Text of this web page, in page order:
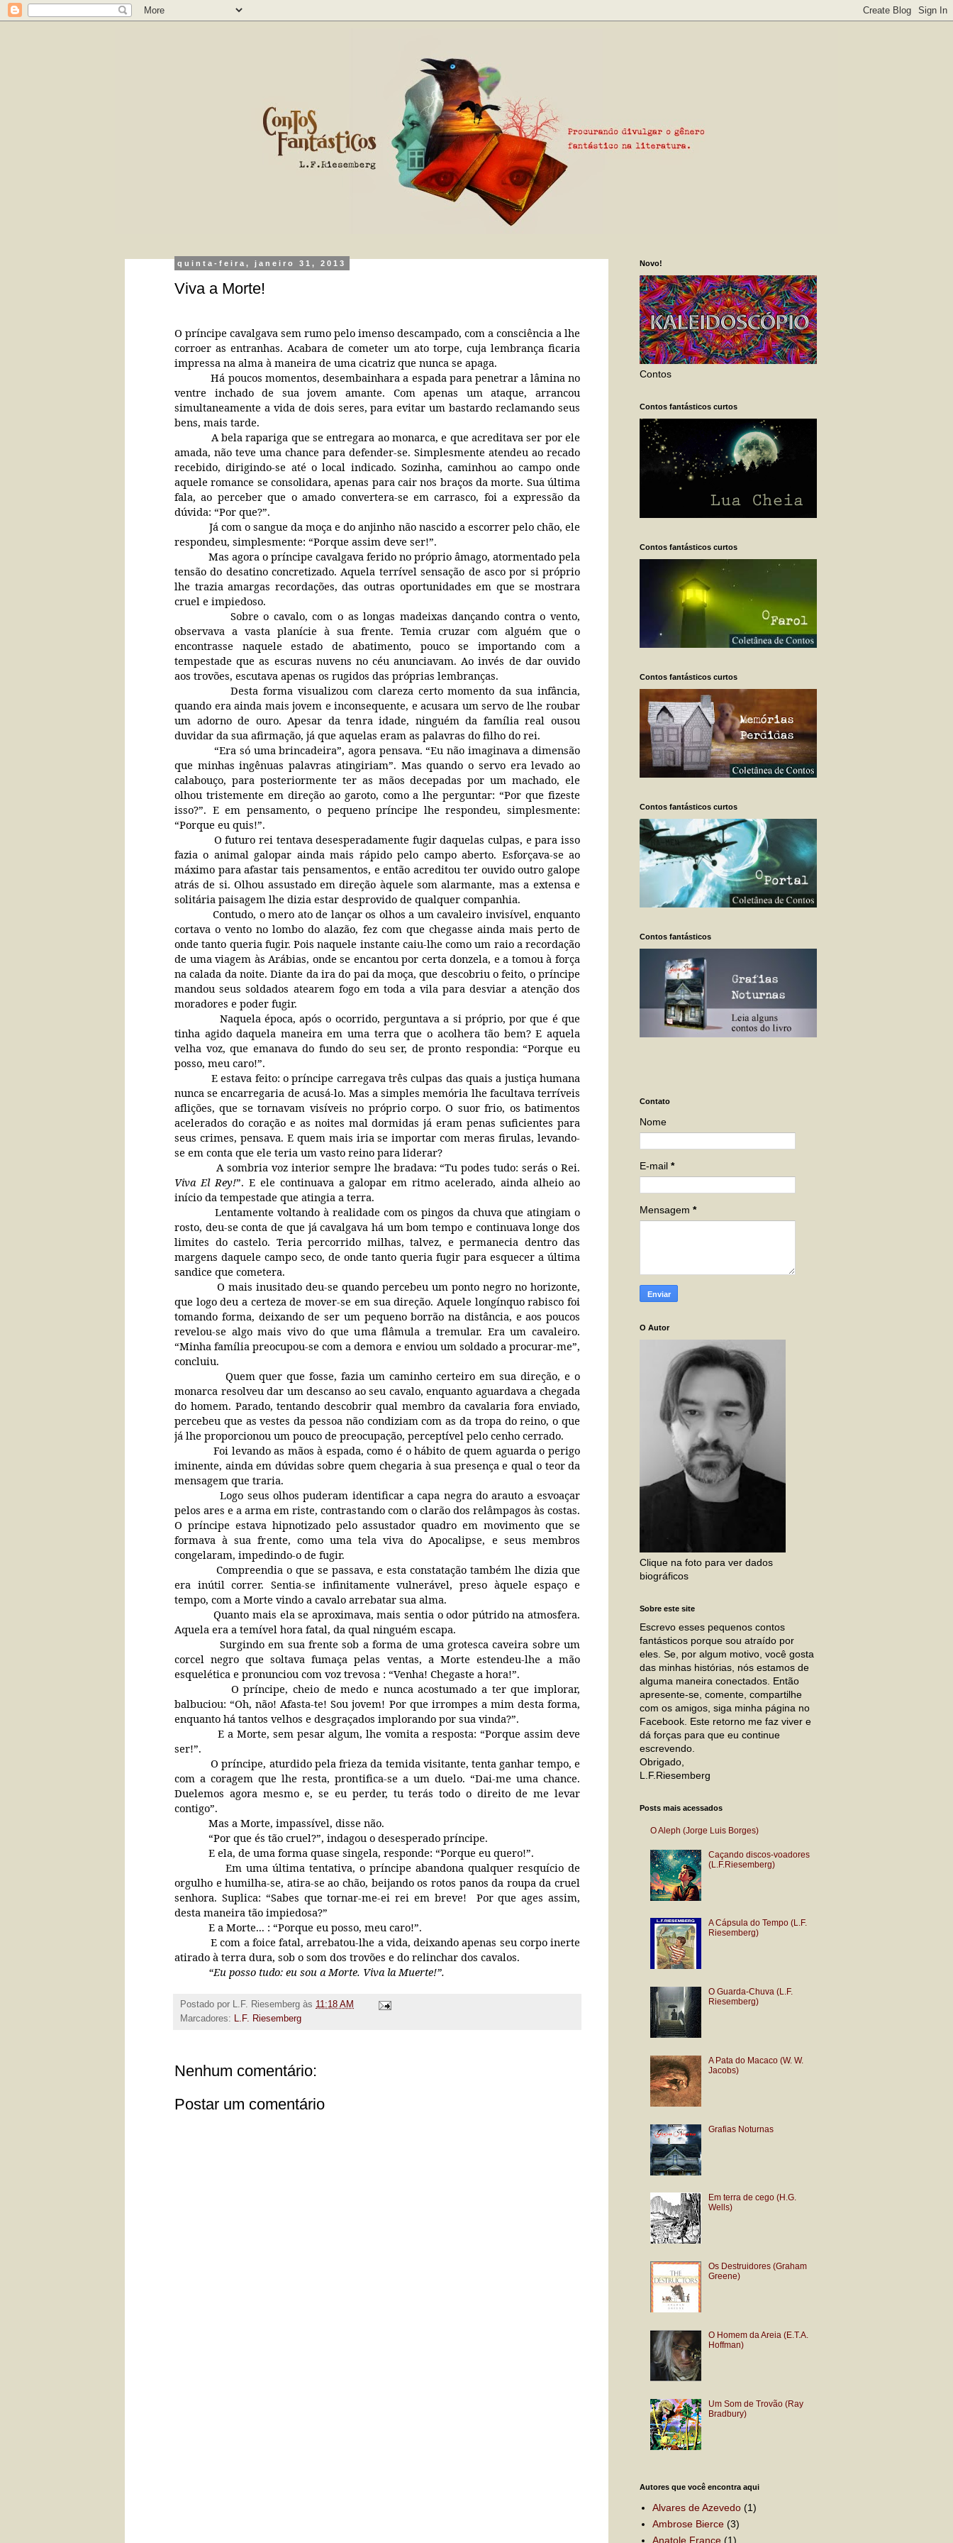
quinta-feira, janeiro 31, 2013
Viva a Morte!
O príncipe cavalgava sem rumo pelo imenso descampado, com a consciência a lhe
corroer as entranhas. Acabara de cometer um ato torpe, cuja lembrança ficaria
impressa na alma à maneira de uma cicatriz que nunca se apaga.
Há poucos momentos, desembainhara a espada para penetrar a lâmina no
ventre inchado de sua jovem amante. Com apenas um ataque, arrancou
simultaneamente a vida de dois seres, para evitar um bastardo reclamando seus
bens, mais tarde.
A bela rapariga que se entregara ao monarca, e que acreditava ser por ele
amada, não teve uma chance para defender-se. Simplesmente atendeu ao recado
recebido, dirigindo-se até o local indicado. Sozinha, caminhou ao campo onde
aquele romance se consolidara, apenas para cair nos braços da morte. Sua última
fala, ao perceber que o amado convertera-se em carrasco, foi a expressão da
dúvida: “Por que?”.
Já com o sangue da moça e do anjinho não nascido a escorrer pelo chão, ele
respondeu, simplesmente: “Porque assim deve ser!”.
Mas agora o príncipe cavalgava ferido no próprio âmago, atormentado pela
tensão do desatino concretizado. Aquela terrível sensação de asco por si próprio
lhe trazia amargas recordações, das outras oportunidades em que se mostrara
cruel e impiedoso.
Sobre o cavalo, com o as longas madeixas dançando contra o vento,
observava a vasta planície à sua frente. Temia cruzar com alguém que o
encontrasse naquele estado de abatimento, pouco se importando com a
tempestade que as escuras nuvens no céu anunciavam. Ao invés de dar ouvido
aos trovões, escutava apenas os rugidos das próprias lembranças.
Desta forma visualizou com clareza certo momento da sua infância,
quando era ainda mais jovem e inconsequente, e acusara um servo de lhe roubar
um adorno de ouro. Apesar da tenra idade, ninguém da família real ousou
duvidar da sua afirmação, já que aquelas eram as palavras do filho do rei.
“Era só uma brincadeira”, agora pensava. “Eu não imaginava a dimensão
que minhas ingênuas palavras atingiriam”. Mas quando o servo era levado ao
calabouço, para posteriormente ter as mãos decepadas por um machado, ele
olhou tristemente em direção ao garoto, como a lhe perguntar: “Por que fizeste
isso?”. E em pensamento, o pequeno príncipe lhe respondeu, simplesmente:
“Porque eu quis!”.
O futuro rei tentava desesperadamente fugir daquelas culpas, e para isso
fazia o animal galopar ainda mais rápido pelo campo aberto. Esforçava-se ao
máximo para afastar tais pensamentos, e então acreditou ter ouvido outro galope
atrás de si. Olhou assustado em direção àquele som alarmante, mas a extensa e
solitária paisagem lhe dizia estar desprovido de qualquer companhia.
Contudo, o mero ato de lançar os olhos a um cavaleiro invisível, enquanto
cortava o vento no lombo do alazão, fez com que chegasse ainda mais perto de
onde tanto queria fugir. Pois naquele instante caiu-lhe como um raio a recordação
de uma viagem às Arábias, onde se encantou por certa donzela, e a tomou à força
na calada da noite. Diante da ira do pai da moça, que descobriu o feito, o príncipe
mandou seus soldados atearem fogo em toda a vila para desviar a atenção dos
moradores e poder fugir.
Naquela época, após o ocorrido, perguntava a si próprio, por que é que
tinha agido daquela maneira em uma terra que o acolhera tão bem? E aquela
velha voz, que emanava do fundo do seu ser, de pronto respondia: “Porque eu
posso, meu caro!”.
E estava feito: o príncipe carregava três culpas das quais a justiça humana
nunca se encarregaria de acusá-lo. Mas a simples memória lhe facultava terríveis
aflições, que se tornavam visíveis no próprio corpo. O suor frio, os batimentos
acelerados do coração e as noites mal dormidas já eram penas suficientes para
seus crimes, pensava. E quem mais iria se importar com meras firulas, levando-
se em conta que ele teria um vasto reino para liderar?
A sombria voz interior sempre lhe bradava: “Tu podes tudo: serás o Rei.
Viva El Rey!”. E ele continuava a galopar em ritmo acelerado, ainda alheio ao
início da tempestade que atingia a terra.
Lentamente voltando à realidade com os pingos da chuva que atingiam o
rosto, deu-se conta de que já cavalgava há um bom tempo e continuava longe dos
limites do castelo. Teria percorrido milhas, talvez, e permanecia dentro das
margens daquele campo seco, de onde tanto queria fugir para esquecer a última
sandice que cometera.
O mais inusitado deu-se quando percebeu um ponto negro no horizonte,
que logo deu a certeza de mover-se em sua direção. Aquele longínquo rabisco foi
tomando forma, deixando de ser um pequeno borrão na distância, e aos poucos
revelou-se algo mais vivo do que uma flâmula a tremular. Era um cavaleiro.
“Minha família preocupou-se com a demora e enviou um soldado a procurar-me”,
concluiu.
Quem quer que fosse, fazia um caminho certeiro em sua direção, e o
monarca resolveu dar um descanso ao seu cavalo, enquanto aguardava a chegada
do homem. Parado, tentando descobrir qual membro da cavalaria fora enviado,
percebeu que as vestes da pessoa não condiziam com as da tropa do reino, o que
já lhe proporcionou um pouco de preocupação, perceptível pelo cenho cerrado.
Foi levando as mãos à espada, como é o hábito de quem aguarda o perigo
iminente, ainda em dúvidas sobre quem chegaria à sua presença e qual o teor da
mensagem que traria.
Logo seus olhos puderam identificar a capa negra do arauto a esvoaçar
pelos ares e a arma em riste, contrastando com o clarão dos relâmpagos às costas.
O príncipe estava hipnotizado pelo assustador quadro em movimento que se
formava à sua frente, como uma tela viva do Apocalipse, e seus membros
congelaram, impedindo-o de fugir.
Compreendia o que se passava, e esta constatação também lhe dizia que
era inútil correr. Sentia-se infinitamente vulnerável, preso àquele espaço e
tempo, com a Morte vindo a cavalo arrebatar sua alma.
Quanto mais ela se aproximava, mais sentia o odor pútrido na atmosfera.
Aquela era a temível hora fatal, da qual ninguém escapa.
Surgindo em sua frente sob a forma de uma grotesca caveira sobre um
corcel negro que soltava fumaça pelas ventas, a Morte estendeu-lhe a mão
esquelética e pronunciou com voz trevosa : “Venha! Chegaste a hora!”.
O príncipe, cheio de medo e nunca acostumado a ter que implorar,
balbuciou: “Oh, não! Afasta-te! Sou jovem! Por que irrompes a mim desta forma,
enquanto há tantos velhos e desgraçados implorando por sua vinda?”.
E a Morte, sem pesar algum, lhe vomita a resposta: “Porque assim deve
ser!”.
O príncipe, aturdido pela frieza da temida visitante, tenta ganhar tempo, e
com a coragem que lhe resta, prontifica-se a um duelo. “Dai-me uma chance.
Duelemos agora mesmo e, se eu perder, tu terás todo o direito de me levar
contigo”.
Mas a Morte, impassível, disse não.
“Por que és tão cruel?”, indagou o desesperado príncipe.
E ela, de uma forma quase singela, responde: “Porque eu quero!”.
Em uma última tentativa, o príncipe abandona qualquer resquício de
orgulho e humilha-se, atira-se ao chão, beijando os rotos panos da roupa da cruel
senhora. Suplica: “Sabes que tornar-me-ei rei em breve!
Por que ages assim,
desta maneira tão impiedosa?”
E a Morte... : “Porque eu posso, meu caro!”.
E com a foice fatal, arrebatou-lhe a vida, deixando apenas seu corpo inerte
atirado à terra dura, sob o som dos trovões e do relinchar dos cavalos.
“Eu posso tudo: eu sou a Morte. Viva la Muerte!”.
Postado por L.F. Riesemberg às 11:18 AM
Marcadores: L.F. Riesemberg
Nenhum comentário:
Postar um comentário
Novo!
Contos
Contos fantásticos curtos
Contos fantásticos curtos
Contos fantásticos curtos
Contos fantásticos curtos
Contos fantásticos
Contato
Nome
E-mail *
Mensagem *
O Autor
Clique na foto para ver dados
biográficos
Sobre este site
Escrevo esses pequenos contos
fantásticos porque sou atraído por
eles. Se, por algum motivo, você gosta
das minhas histórias, nós estamos de
alguma maneira conectados. Então
apresente-se, comente, compartilhe
com os amigos, siga minha página no
Facebook. Este retorno me faz viver e
dá forças para que eu continue
escrevendo.
Obrigado,
L.F.Riesemberg
Posts mais acessados
O Aleph (Jorge Luis Borges)
Caçando discos-voadores
(L.F.Riesemberg)
A Cápsula do Tempo (L.F.
Riesemberg)
O Guarda-Chuva (L.F.
Riesemberg)
A Pata do Macaco (W. W.
Jacobs)
Grafias Noturnas
Em terra de cego (H.G.
Wells)
Os Destruidores (Graham
Greene)
O Homem da Areia (E.T.A.
Hoffman)
Um Som de Trovão (Ray
Bradbury)
Autores que você encontra aqui
Alvares de Azevedo (1)
Ambrose Bierce (3)
Anatole France (1)